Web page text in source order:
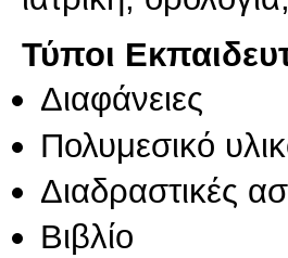
Τύποι
Διαφάνειες
Πολυμεσικό
Διαδραστικές
Βιβλίο